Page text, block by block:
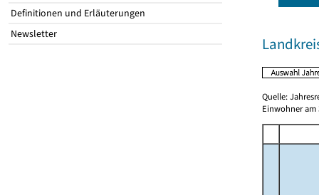
Definitionen und Erläuterungen
Newsletter
Quelle:
Einwohner am